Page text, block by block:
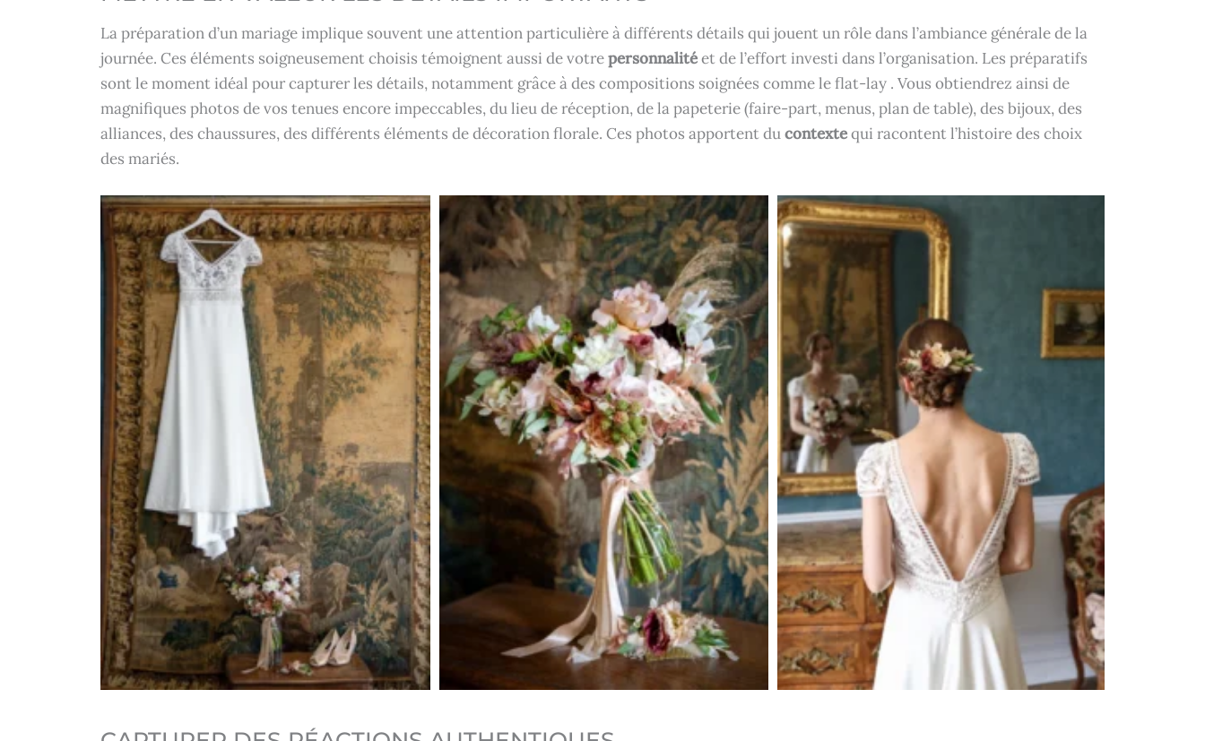
La préparation d’un mariage implique souvent une attention particulière à différents détails qui jouent un rôle dans l’ambiance générale de la
journée. Ces éléments soigneusement choisis témoignent aussi de votrepersonnalitéet de l’effort investi dans l’organisation. Les préparatifs
sont le moment idéal pour capturer les détails, notamment grâce à des compositions soignées comme le flat-lay . Vous obtiendrez ainsi de
magnifiques photos de vos tenues encore impeccables, du lieu de réception, de la papeterie (faire-part, menus, plan de table), des bijoux, des
alliances, des chaussures, des différents éléments de décoration florale. Ces photos apportent ducontextequi racontent l’histoire des choix
des mariés.